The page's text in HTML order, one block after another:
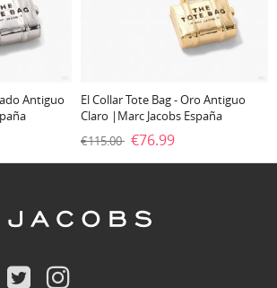
Antiguo
El Collar Tote Bag - Oro Antiguo
Claro |Marc Jacobs España
€115.00 €76.99